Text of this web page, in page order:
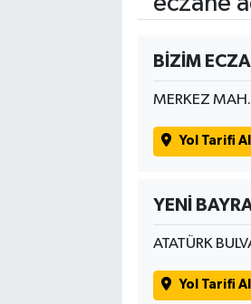
BİZİM
MERKEZ
Yol Tarifi Al
YENİ
ATATÜRK
Yol Tarifi Al